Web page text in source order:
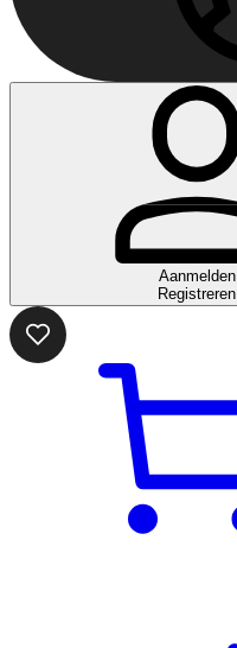
Aanmelden
Registreren